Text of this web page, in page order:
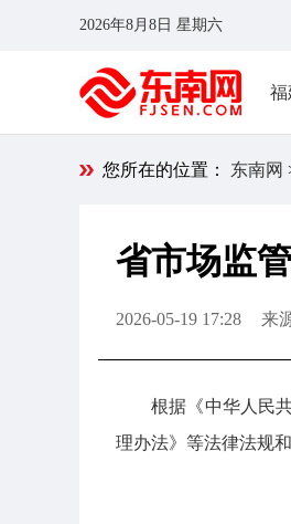
2026年8月8日 星期六
福
您所在的位置： 东南网
省市场监
2026-05-19 17:28 来
根据《中华人民
理办法》等法律法规